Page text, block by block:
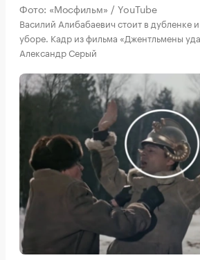
Фото: «Мосфильм» / YouTube
Василий Алибабаевич стоит в дубленке
уборе. Кадр из фильма «Джентльмены
Александр Серый